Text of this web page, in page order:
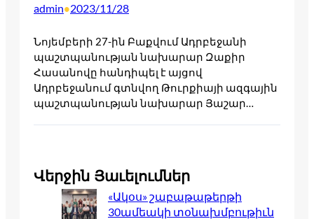
admin•2023/11/28
Նոյեմբերի 27-ին Բաքվում Ադրբեջանի
պաշտպանության նախարար Զաքիր
Հասանովը հանդիպել է այցով
Ադրբեջանում գտնվող Թուրքիայի ազգային
պաշտպանության նախարար Յաշար…
Վերջին Յաւելումներ
«Ակօս» շաբաթաթերթի
30ամեակի տօնախմբութիւն